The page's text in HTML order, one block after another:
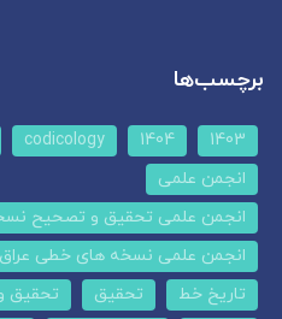
برچسب‌ها
1403
1404
codicology
انجمن علمی
انجمن علمی تحقیق و تصحیح
انجمن علمی نسخه های خطی عراق
تاریخ خط
تحقیق
تحقیق